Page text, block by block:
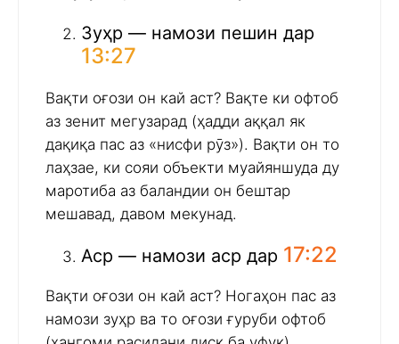
Зуҳр — намози пешин дар
13:27
Вақти оғози он кай аст? Вақте ки офтоб
аз зенит мегузарад (ҳадди аққал як
дақиқа пас аз «нисфи рӯз»). Вақти он то
лаҳзае, ки сояи объекти муайяншуда ду
маротиба аз баландии он бештар
мешавад, давом мекунад.
Аср — намози аср дар 17:22
Вақти оғози он кай аст? Ногаҳон пас аз
намози зуҳр ва то оғози ғуруби офтоб